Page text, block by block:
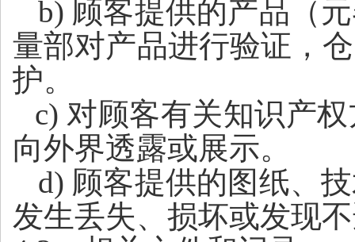
b) 顾客提供的产品（
量部对产品进行验证，
护。
c) 对顾客有关知识产
向外界透露或展示。
d) 顾客提供的图纸、
发生丢失、损坏或发现